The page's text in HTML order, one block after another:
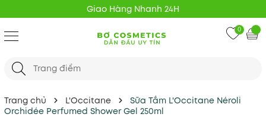
Giao Hàng Nhanh 24H
0
Trang chủ L'Occitane
Sữa Tắm L'Occitane Néroli
Orchidée Perfumed Shower Gel 250ml